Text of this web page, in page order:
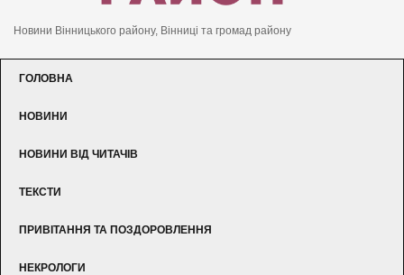
Новини Вінницького району, Вінниці та громад району
ГОЛОВНА
НОВИНИ
НОВИНИ ВІД ЧИТАЧІВ
ТЕКСТИ
ПРИВІТАННЯ ТА ПОЗДОРОВЛЕННЯ
НЕКРОЛОГИ